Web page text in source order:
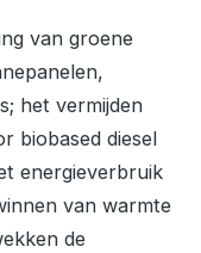
van groene
het vermijden
biobased diesel
energieverbruik
van warmte
de